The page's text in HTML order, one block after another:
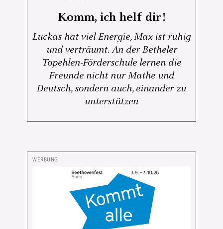
Komm, ich helf dir!
Luckas hat viel Energie, Max ist ruhig
und verträumt. An der Betheler
Topehlen-Förderschule lernen die
Freunde nicht nur Mathe und
Deutsch, sondern auch, einander zu
unterstützen